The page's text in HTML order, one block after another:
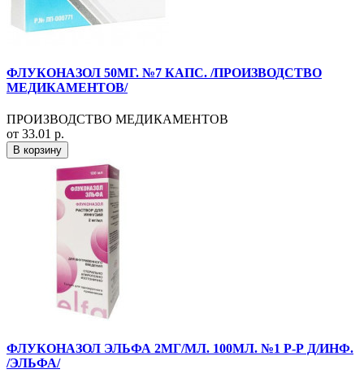
ФЛУКОНАЗОЛ 50МГ. №7 КАПС. /ПРОИЗВОДСТВО
МЕДИКАМЕНТОВ/
ПРОИЗВОДСТВО МЕДИКАМЕНТОВ
от 33.01 р.
В корзину
ФЛУКОНАЗОЛ ЭЛЬФА 2МГ/МЛ. 100МЛ. №1 Р-Р Д/ИНФ.
/ЭЛЬФА/